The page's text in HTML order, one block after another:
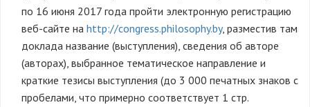
по 16 июня 2017 года пройти электронную регистрацию
веб-сайте на http://congress.philosophy.by, разместив там
доклада название (выступления), сведения об авторе
(авторах), выбранное тематическое направление и
краткие тезисы выступления (до 3 000 печатных знаков с
пробелами, что примерно соответствует 1 стр.